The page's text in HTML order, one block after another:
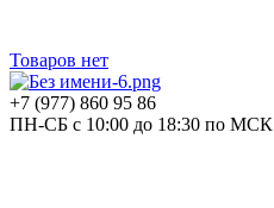
Товаров нет
+7 (977) 860 95 86
ПН-СБ с 10:00 до 18:30 по МСК